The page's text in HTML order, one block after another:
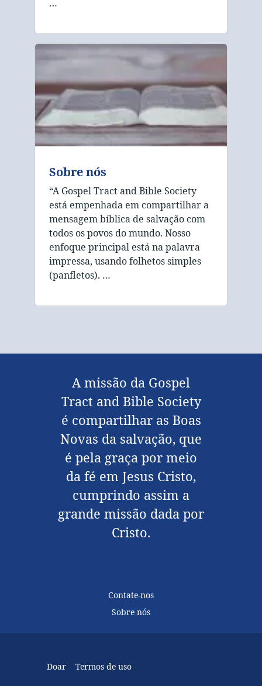
…
Sobre nós
“A Gospel Tract and Bible Society
está empenhada em compartilhar a
mensagem bíblica de salvação com
todos os povos do mundo. Nosso
enfoque principal está na palavra
impressa, usando folhetos simples
(panfletos). …
A missão da Gospel
Tract and Bible Society
é compartilhar as Boas
Novas da salvação, que
é pela graça por meio
da fé em Jesus Cristo,
cumprindo assim a
grande missão dada por
Cristo.
Contate-nos
Sobre nós
Doar Termos de uso